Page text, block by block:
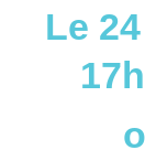
Le